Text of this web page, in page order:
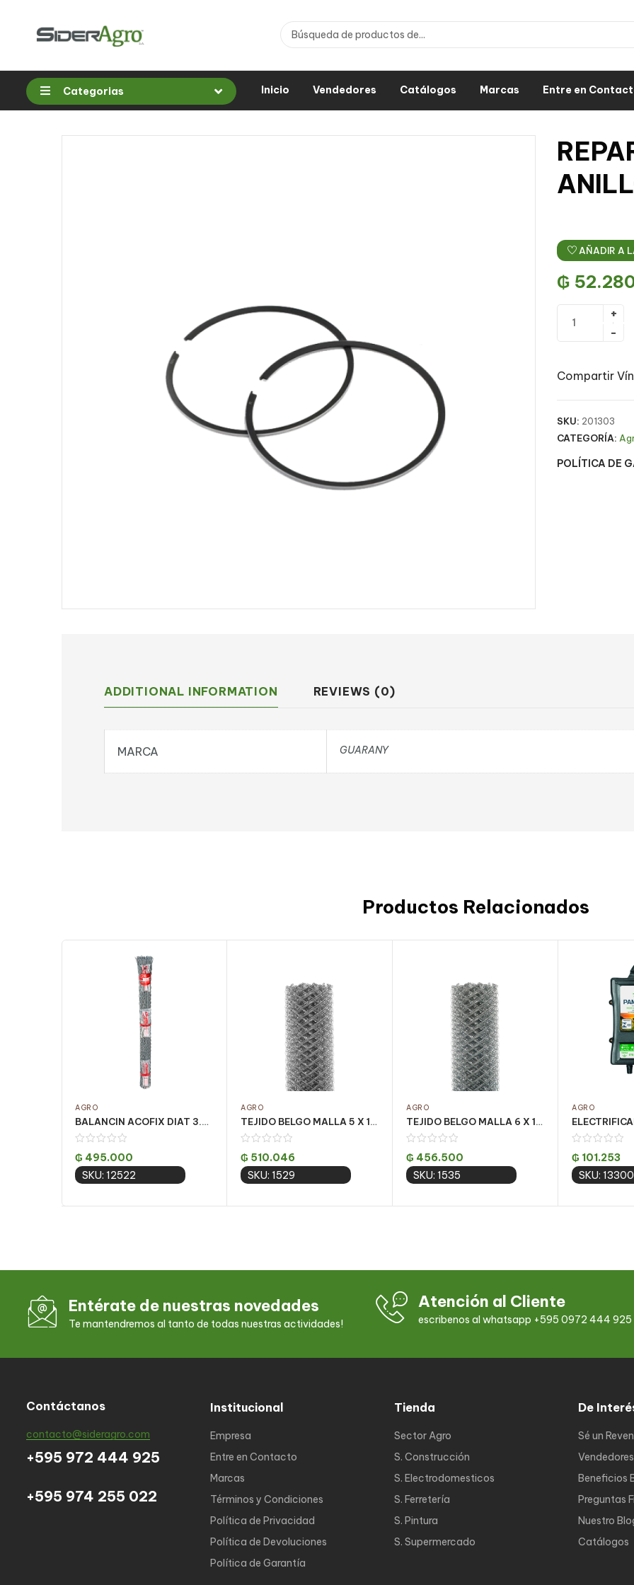
Categorias Inicio Vendedores Catálogos Marcas Entre en
AÑADIR A
₲
Compartir
SKU: 201303
CATEGORÍA:
POLÍTICA DE
ADDITIONAL INFORMATION REVIEWS (0)
MARCA GUARANY
Productos Relacionados
AGRO
BALANCIN ACOFIX DIAT 3.40 X 1.20MT
₲ 495.000
SKU: 12522
Add to cart
AGRO
TEJIDO BELGO MALLA 5 X 1.50m – 25m – ALAMBRE 15
₲ 510.046
SKU: 1529
Add to cart
AGRO
TEJIDO BELGO MALLA 6 X 1.20 – 25M
₲ 456.500
SKU: 1535
Add to cart
AGRO
₲ 101.253
SKU: 13300
Entérate de nuestras novedades
Te mantendremos al tanto de todas nuestras actividades!
Atención al Cliente
escribenos al whatsapp +595 0972 444 925
Contáctanos
contacto@sideragro.com
+595 972 444 925
+595 974 255 022
Institucional
Empresa
Entre en Contacto
Marcas
Términos y Condiciones
Política de Privacidad
Política de Devoluciones
Política de Garantía
Tienda
Sector Agro
S. Construcción
S. Electrodomesticos
S. Ferretería
S. Pintura
S. Supermercado
De
Sé un
Vendedores
Beneficios
Preguntas
Nuestro
Catálogos